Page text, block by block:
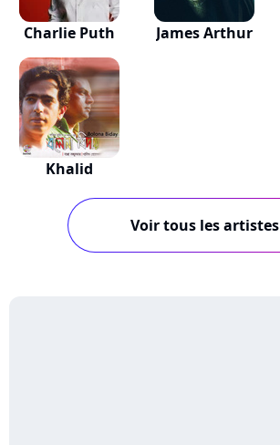
Charlie Puth James Arthur
Khalid
Voir tous les artistes